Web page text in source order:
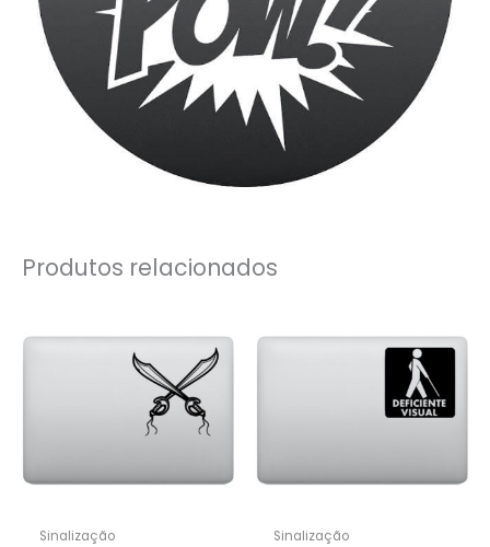
Produtos relacionados
Sinalização Sinalização